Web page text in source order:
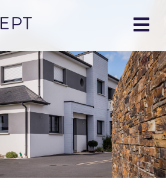
principale